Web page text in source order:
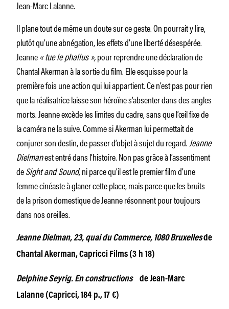
Jean-Marc Lalanne.
Il plane tout de même un doute sur ce geste. On pourrait y lire,
plutôt qu’une abnégation, les effets d’une liberté désespérée.
Jeanne« tue le phallus »,pour reprendre une déclaration de
Chantal Akerman à la sortie du film. Elle esquisse pour la
première fois une action qui lui appartient. Ce n’est pas pour rien
que la réalisatrice laisse son héroïne s’absenter dans des angles
morts. Jeanne excède les limites du cadre, sans que l’œil fixe de
la caméra ne la suive. Comme si Akerman lui permettait de
conjurer son destin, de passer d’objet à sujet du regard.Jeanne
Dielmanest entré dans l’histoire. Non pas grâce à l’assentiment
deSight and Sound,ni parce qu’il est le premier film d’une
femme cinéaste à glaner cette place, mais parce que les bruits
de la prison domestique de Jeanne résonnent pour toujours
dans nos oreilles.
Jeanne Dielman, 23, quai du Commerce, 1080 Bruxellesde
Chantal Akerman, Capricci Films (3 h 18)
Delphine Seyrig. En constructions de Jean-Marc
Lalanne (Capricci, 184 p., 17 €)